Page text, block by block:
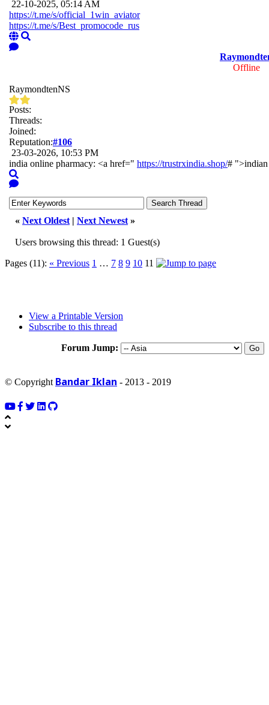
22-10-2025, 05:14 AM
https://t.me/s/official_1win_aviator
https://t.me/s/Best_promocode_rus
Offline
RaymondtenNS
Posts:
Threads:
Joined:
Reputation:#106
23-03-2026, 10:53 PM
india online pharmacy: <a href=" https://trustrxindia.shop/# ">indian
« Next Oldest | Next Newest »
Users browsing this thread: 1 Guest(s)
Pages (11): « Previous 1 … 7 8 9 10 11
View a Printable Version
Subscribe to this thread
Forum Jump:
© Copyright Bandar Iklan - 2013 - 2019